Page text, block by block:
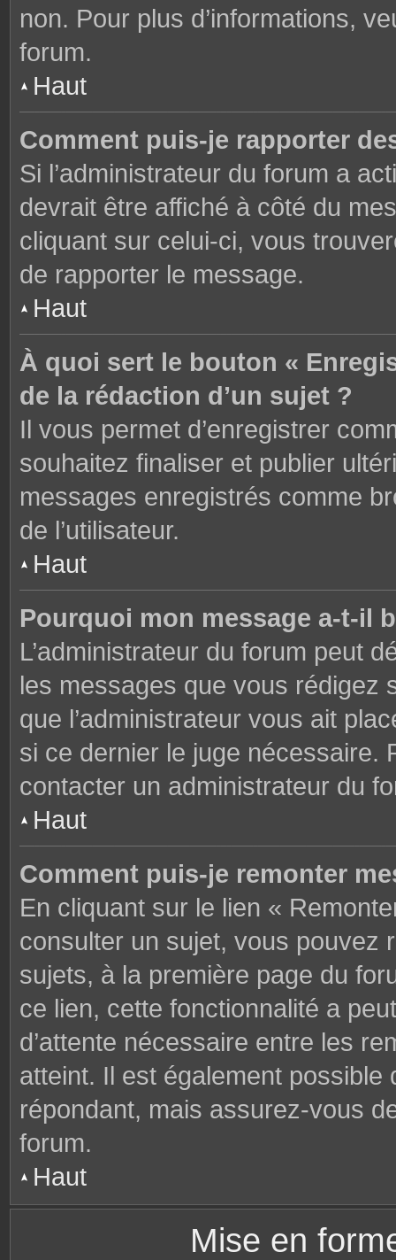
non. Pour plus d’informations,
forum.
Haut
Comment puis-je rapporter
Si l’administrateur du forum a
devrait être affiché à côté du
cliquant sur celui-ci, vous
de rapporter le message.
Haut
À quoi sert le bouton «
de la rédaction d’un sujet ?
Il vous permet d’enregistrer
souhaitez finaliser et publier
messages enregistrés comme
de l’utilisateur.
Haut
Pourquoi mon message a-t-il
L’administrateur du forum peut
les messages que vous rédigez
que l’administrateur vous ait
si ce dernier le juge nécessaire.
contacter un administrateur du
Haut
Comment puis-je remonter
En cliquant sur le lien «
consulter un sujet, vous pouvez
sujets, à la première page du
ce lien, cette fonctionnalité a
d’attente nécessaire entre les
atteint. Il est également
répondant, mais assurez-vous
forum.
Haut
Mise en